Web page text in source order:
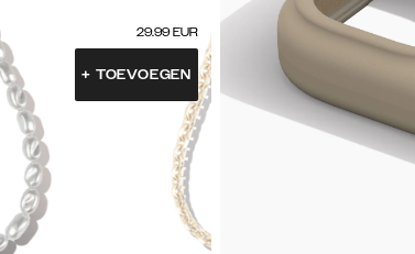
29.99 EUR
+ TOEVOEGEN